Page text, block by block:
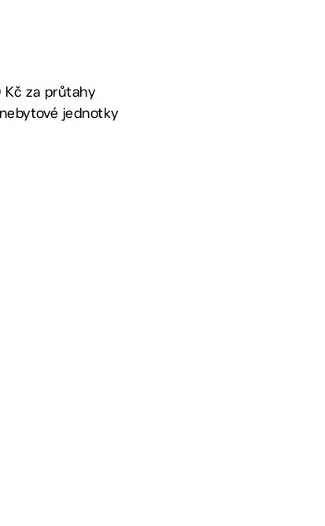
Kč za průtahy
jednotky